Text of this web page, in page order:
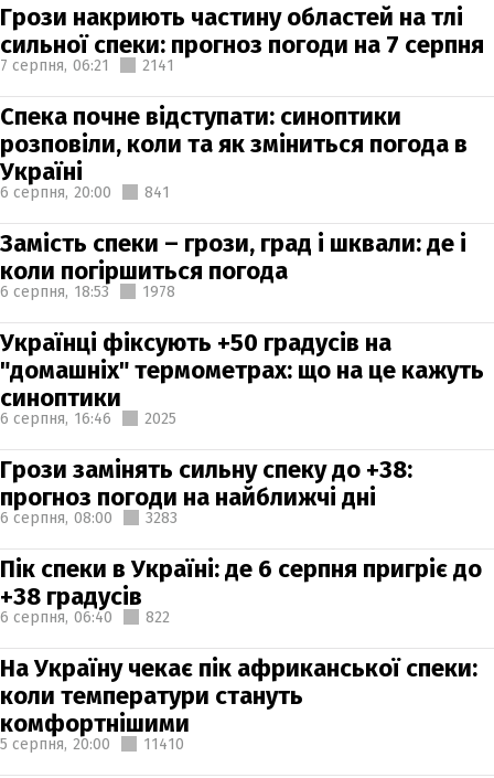
Грози накриють частину областей на тлі
сильної спеки: прогноз погоди на 7 серпня
7 серпня, 06:21 2141
Спека почне відступати: синоптики
розповіли, коли та як зміниться погода в
Україні
6 серпня, 20:00 841
Замість спеки – грози, град і шквали: де і
коли погіршиться погода
6 серпня, 18:53 1978
Українці фіксують +50 градусів на
"домашніх" термометрах: що на це кажуть
синоптики
6 серпня, 16:46 2025
Грози замінять сильну спеку до +38:
прогноз погоди на найближчі дні
6 серпня, 08:00 3283
Пік спеки в Україні: де 6 серпня пригріє до
+38 градусів
6 серпня, 06:40 822
На Україну чекає пік африканської спеки:
коли температури стануть
комфортнішими
5 серпня, 20:00 11410